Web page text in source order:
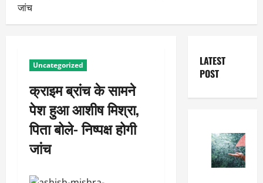
जांच
Uncategorized
क्राइम ब्रांच के सामने
पेश हुआ आशीष मिश्रा,
पिता बोले- निष्पक्ष होगी
जांच
LATEST
POST